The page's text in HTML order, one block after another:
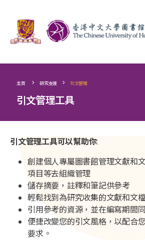
主頁 > 研究支援 > 引文管理
引文管理工具
引文管理工具可以幫助你:
創建個人專屬圖書館管理文獻和
項目等去組織管理
儲存摘要，註釋和筆記供參考
輕鬆找到為研究收集的文獻和文
引用參考的資源，並在編寫期間
便捷改變您的引文風格，以配合
要求。